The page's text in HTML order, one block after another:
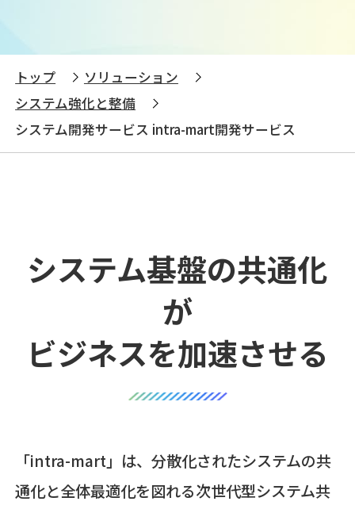
トップ
ソリューション
システム強化と整備
システム開発サービス intra-mart開発サービス
システム基盤の共通化
が
ビジネスを加速させる
「intra-mart」は、分散化されたシステムの共
通化と全体最適化を図れる次世代型システム共